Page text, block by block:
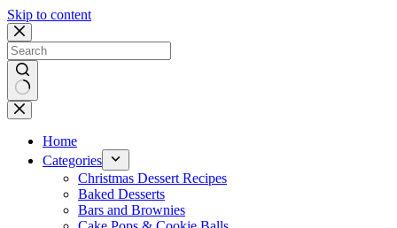
Skip to content
No
results
Home
Categories
Christmas Dessert Recipes
Baked Desserts
Bars and Brownies